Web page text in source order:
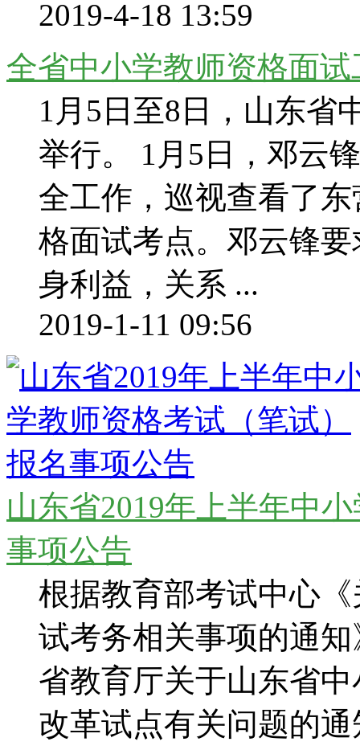
2019-4-18 13:59
全省中小学教师资格面
1月5日至8日，山东省
举行。 1月5日，邓云
全工作，巡视查看了
格面试考点。邓云锋
身利益，关系 ...
2019-1-11 09:56
山东省2019年上半年中
事项公告
根据教育部考试中心
试考务相关事项的通
省教育厅关于山东省
改革试点有关问题的